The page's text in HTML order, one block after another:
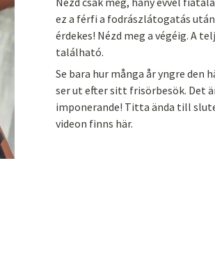
ez a férfi a fodrászlátogatás
érdekes! Nézd meg a végéig. A
található.
Se bara hur många år yngre den
ser ut efter sitt frisörbesök. Det
imponerande! Titta ända till
videon finns här.